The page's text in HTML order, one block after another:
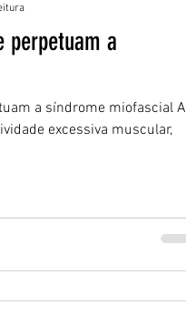
perpetuam a
a síndrome miofascial A
excessiva muscular,